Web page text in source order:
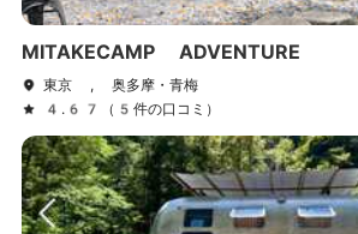
MITAKECAMP ADVENTURE
東京 , 奥多摩・青梅
4.67（5件の口コミ）